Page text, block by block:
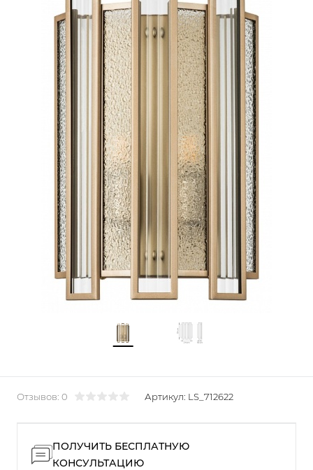
Отзывов: 0 Артикул: LS_712622
ПОЛУЧИТЬ БЕСПЛАТНУЮ
КОНСУЛЬТАЦИЮ